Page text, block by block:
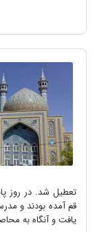
یافت و آنگاه به